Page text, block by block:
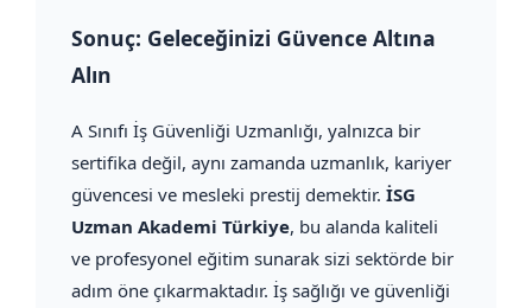
Sonuç: Geleceğinizi Güvence Altına
Alın
A Sınıfı İş Güvenliği Uzmanlığı, yalnızca bir
sertifika değil, aynı zamanda uzmanlık, kariyer
güvencesi ve mesleki prestij demektir. İSG
Uzman Akademi Türkiye, bu alanda kaliteli
ve profesyonel eğitim sunarak sizi sektörde bir
adım öne çıkarmaktadır. İş sağlığı ve güvenliği